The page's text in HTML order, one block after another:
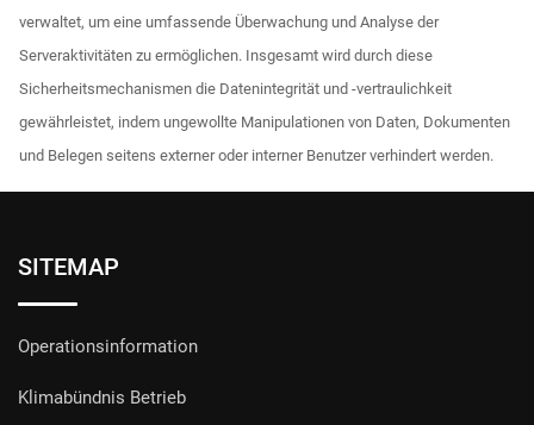
verwaltet, um eine umfassende Überwachung und Analyse der
Serveraktivitäten zu ermöglichen. Insgesamt wird durch diese
Sicherheitsmechanismen die Datenintegrität und -vertraulichkeit
gewährleistet, indem ungewollte Manipulationen von Daten, Dokumenten
und Belegen seitens externer oder interner Benutzer verhindert werden.
SITEMAP
Operationsinformation
Klimabündnis Betrieb